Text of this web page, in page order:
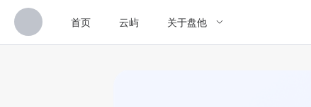
首页 云屿 关于盘他